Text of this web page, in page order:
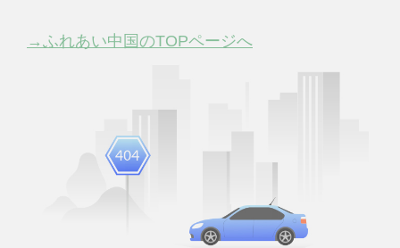
→ふれあい中国のTOPページへ